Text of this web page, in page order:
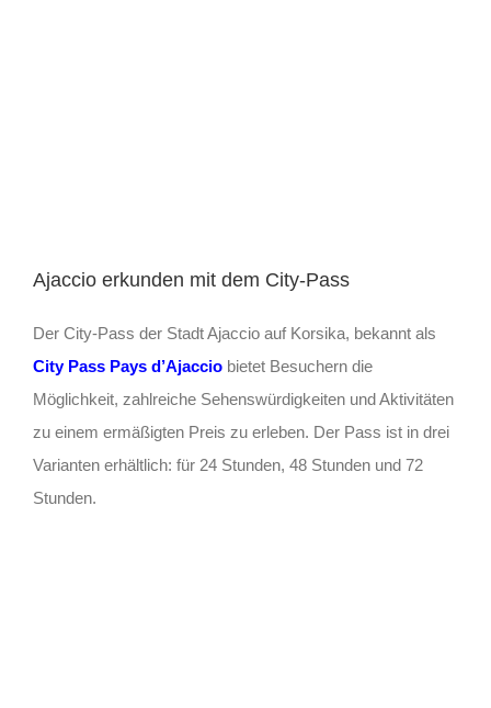
Ajaccio erkunden mit dem City-Pass
Der City-Pass der Stadt Ajaccio auf Korsika, bekannt als
City Pass Pays d’Ajaccio bietet Besuchern die
Möglichkeit, zahlreiche Sehenswürdigkeiten und Aktivitäten
zu einem ermäßigten Preis zu erleben. Der Pass ist in drei
Varianten erhältlich: für 24 Stunden, 48 Stunden und 72
Stunden.